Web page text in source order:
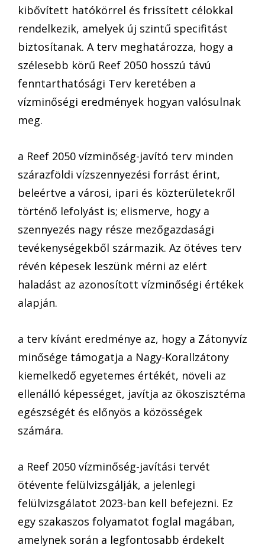
kibővített hatókörrel és frissített célokkal
rendelkezik, amelyek új szintű specifitást
biztosítanak. A terv meghatározza, hogy a
szélesebb körű Reef 2050 hosszú távú
fenntarthatósági Terv keretében a
vízminőségi eredmények hogyan valósulnak
meg.
a Reef 2050 vízminőség-javító terv minden
szárazföldi vízszennyezési forrást érint,
beleértve a városi, ipari és közterületekről
történő lefolyást is; elismerve, hogy a
szennyezés nagy része mezőgazdasági
tevékenységekből származik. Az ötéves terv
révén képesek leszünk mérni az elért
haladást az azonosított vízminőségi értékek
alapján.
a terv kívánt eredménye az, hogy a Zátonyvíz
minősége támogatja a Nagy-Korallzátony
kiemelkedő egyetemes értékét, növeli az
ellenálló képességet, javítja az ökoszisztéma
egészségét és előnyös a közösségek
számára.
a Reef 2050 vízminőség-javítási tervét
ötévente felülvizsgálják, a jelenlegi
felülvizsgálatot 2023-ban kell befejezni. Ez
egy szakaszos folyamatot foglal magában,
amelynek során a legfontosabb érdekelt